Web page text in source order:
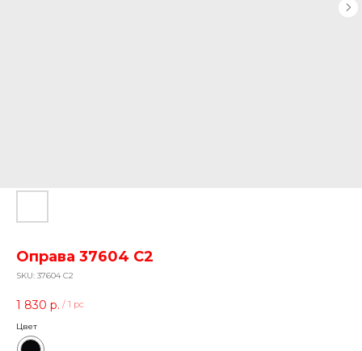
Оправа 37604 C2
SKU: 37604 C2
1 830 р. / 1 pc
Цвет